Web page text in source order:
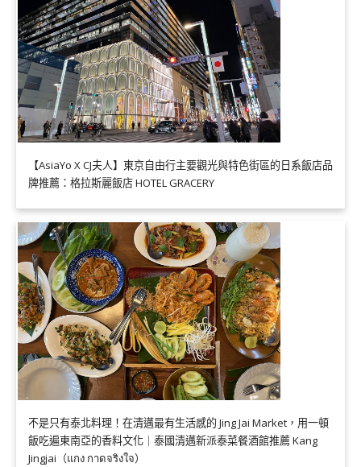
【AsiaYo X CJ夫人】東京自由行主要觀光與特色街區的日系飯店品
牌推薦：格拉斯麗飯店 HOTEL GRACERY
不是只有泰北料理！在清邁最有生活感的 Jing Jai Market，用一頓
飯吃遍東南亞的香料文化｜泰國清邁新派泰菜餐酒館推薦 Kang
Jingjai（แกง กาดจริงใจ）